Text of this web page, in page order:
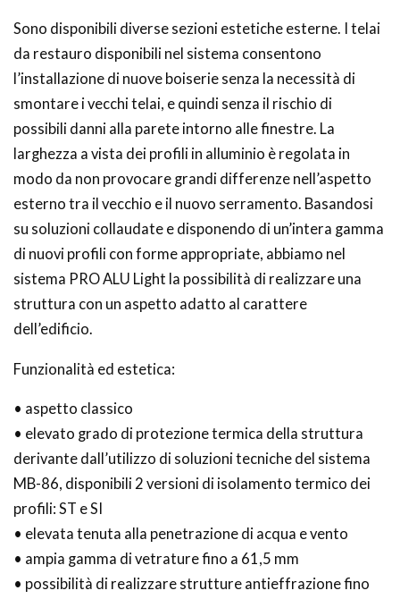
Sono disponibili diverse sezioni estetiche esterne. I telai
da restauro disponibili nel sistema consentono
l’installazione di nuove boiserie senza la necessità di
smontare i vecchi telai, e quindi senza il rischio di
possibili danni alla parete intorno alle finestre. La
larghezza a vista dei profili in alluminio è regolata in
modo da non provocare grandi differenze nell’aspetto
esterno tra il vecchio e il nuovo serramento. Basandosi
su soluzioni collaudate e disponendo di un’intera gamma
di nuovi profili con forme appropriate, abbiamo nel
sistema PRO ALU Light la possibilità di realizzare una
struttura con un aspetto adatto al carattere
dell’edificio.
Funzionalità ed estetica:
• aspetto classico
• elevato grado di protezione termica della struttura
derivante dall’utilizzo di soluzioni tecniche del sistema
MB-86, disponibili 2 versioni di isolamento termico dei
profili: ST e SI
• elevata tenuta alla penetrazione di acqua e vento
• ampia gamma di vetrature fino a 61,5 mm
• possibilità di realizzare strutture antieffrazione fino